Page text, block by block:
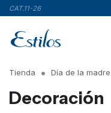
CAT.11-26
Tienda Día de la madre
Decoración